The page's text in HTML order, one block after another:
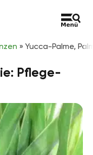
» Yucca-Palme,
Pflege-